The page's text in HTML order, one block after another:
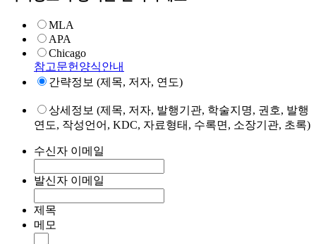
MLA
APA
Chicago
참고문헌양식안내
간략정보 (제목, 저자, 연도)
상세정보 (제목, 저자, 발행기관, 학술지명, 권호, 발행
연도, 작성언어, KDC, 자료형태, 수록면, 소장기관, 초록)
수신자 이메일
발신자 이메일
제목
메모